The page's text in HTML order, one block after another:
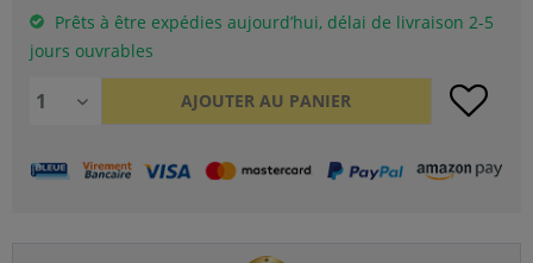
Prêts à être expédies aujourd’hui, délai de livraison 2-5
jours ouvrables
AJOUTER AU PANIER